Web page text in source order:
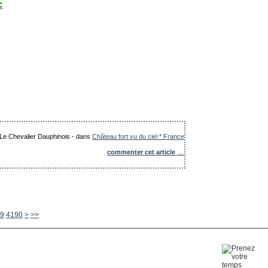
Chevalier Dauphinois -dans Château fort vu du ciel * France
commenter cet article
4190 4200
4300
4400
4500
4600
4700
4800
4900
5000
5100
5200
5300
5400
5500
5600
> >>